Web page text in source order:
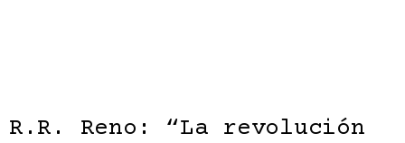
R.R. Reno: “La revolución